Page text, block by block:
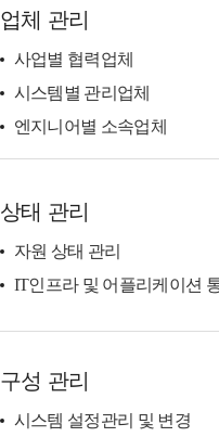
업체 관리
사업별 협력업체
시스템별 관리업체
엔지니어별 소속업체
상태 관리
자원 상태 관리
IT인프라 및 어플리케이션
구성 관리
시스템 설정관리 및 변경